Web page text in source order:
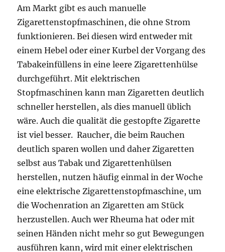
Am Markt gibt es auch manuelle
Zigarettenstopfmaschinen, die ohne Strom
funktionieren. Bei diesen wird entweder mit
einem Hebel oder einer Kurbel der Vorgang des
Tabakeinfüllens in eine leere Zigarettenhülse
durchgeführt. Mit elektrischen
Stopfmaschinen kann man Zigaretten deutlich
schneller herstellen, als dies manuell üblich
wäre. Auch die qualität die gestopfte Zigarette
ist viel besser. Raucher, die beim Rauchen
deutlich sparen wollen und daher Zigaretten
selbst aus Tabak und Zigarettenhülsen
herstellen, nutzen häufig einmal in der Woche
eine elektrische Zigarettenstopfmaschine, um
die Wochenration an Zigaretten am Stück
herzustellen. Auch wer Rheuma hat oder mit
seinen Händen nicht mehr so gut Bewegungen
ausführen kann, wird mit einer elektrischen